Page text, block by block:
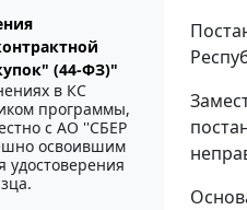
(44-ФЗ)"
в КС
программы,
с АО ''СБЕР
освоившим
удостоверения